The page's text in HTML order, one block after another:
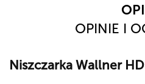
OPINIE I
Niszczarka Wallner